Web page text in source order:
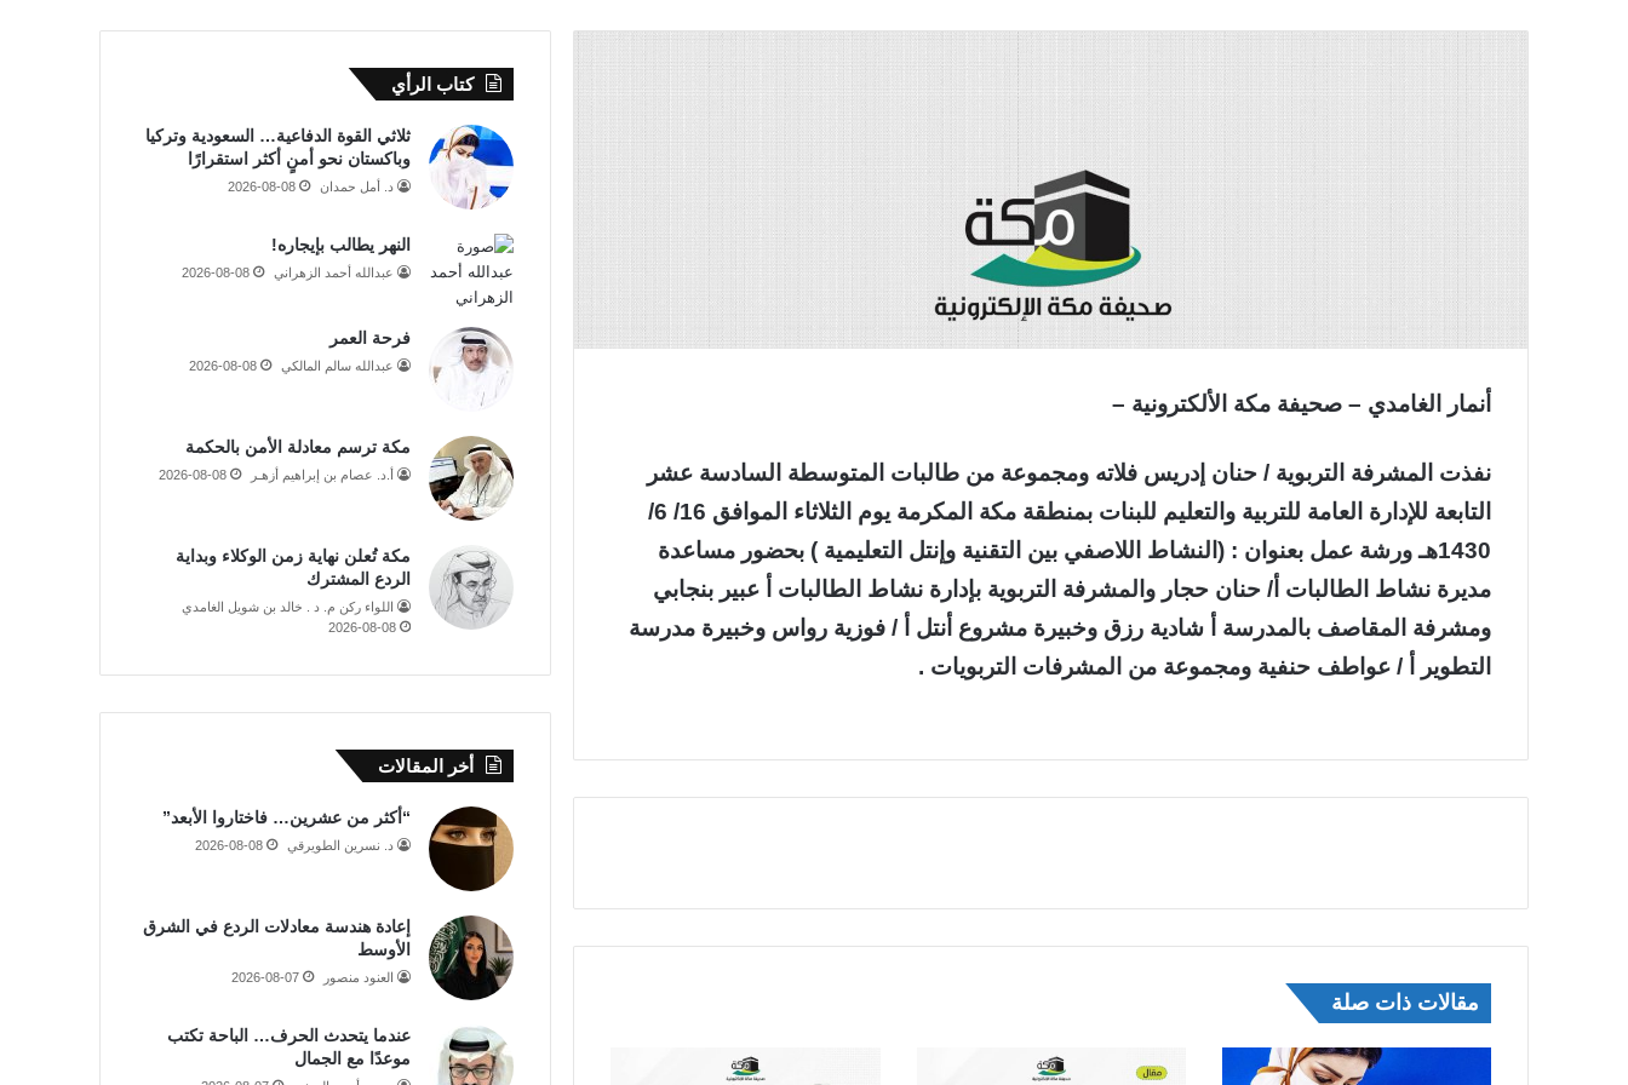
أنمار الغامدي – صحيفة مكة الألكترونية –
نفذت المشرفة التربوية / حنان إدريس فلاته ومجموعة من طالبات المتوسطة السادسة عشر
التابعة للإدارة العامة للتربية والتعليم للبنات بمنطقة مكة المكرمة يوم الثلاثاء الموافق 16/ 6/
1430هـ ورشة عمل بعنوان : (النشاط اللاصفي بين التقنية وإنتل التعليمية ) بحضور مساعدة
مديرة نشاط الطالبات أ/ حنان حجار والمشرفة التربوية بإدارة نشاط الطالبات أ عبير بنجابي
ومشرفة المقاصف بالمدرسة أ شادية رزق وخبيرة مشروع أنتل أ / فوزية رواس وخبيرة مدرسة
التطوير أ / عواطف حنفية ومجموعة من المشرفات التربويات .
مقالات ذات صلة
كتاب الرأي
ثلاثي القوة الدفاعية… السعودية وتركيا
وباكستان نحو أمنٍ أكثر استقرارًا
د. أمل حمدان 2026-08-08
النهر يطالب بإيجاره!
عبدالله أحمد الزهراني 2026-08-08
فرحة العمر
عبدالله سالم المالكي 2026-08-08
مكة ترسم معادلة الأمن بالحكمة
أ.د. عصام بن إبراهيم أزهـر 2026-08-08
مكة تُعلن نهاية زمن الوكلاء وبداية
الردع المشترك
اللواء ركن م. د . خالد بن شويل الغامدي
2026-08-08
أخر المقالات
“أكثر من عشرين… فاختاروا الأبعد”
د. نسرين الطويرقي 2026-08-08
إعادة هندسة معادلات الردع في الشرق
الأوسط
العنود منصور 2026-08-07
عندما يتحدث الحرف… الباحة تكتب
موعدًا مع الجمال